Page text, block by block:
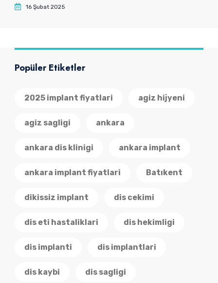
16 Şubat 2025
Popüler Etiketler
2025 implant fiyatlari agiz hijyeni
agiz sagligi ankara
ankara dis klinigi ankara implant
ankara implant fiyatlari Batıkent
dikissiz implant dis cekimi
dis eti hastaliklari dis hekimligi
dis implanti dis implantlari
dis kaybi dis sagligi